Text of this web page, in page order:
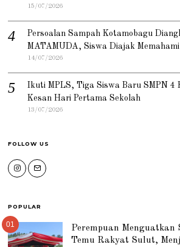
15/07/2026
Persoalan Sampah Kotamobagu
MATAMUDA, Siswa Diajak
14/07/2026
Ikuti MPLS, Tiga Siswa Baru SMPN 4
Kesan Hari Pertama Sekolah
13/07/2026
FOLLOW US
POPULAR
01
Perempuan Menguatkan
Temu Rakyat Sulut,